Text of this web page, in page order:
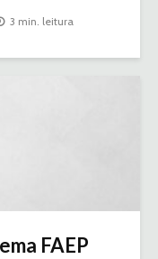
3 min. leitura
FAEP